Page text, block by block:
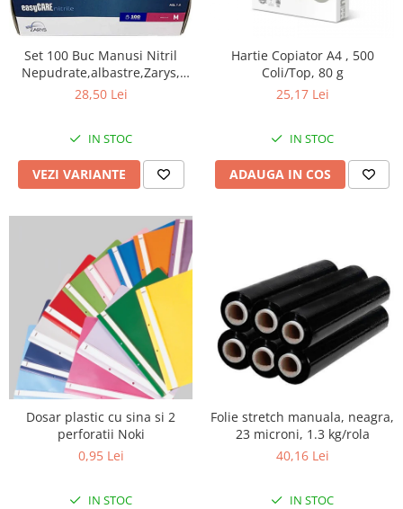
Perforatoare
Suporturi pentru accesorii
Suporturi pentru documente
Tavite pentru Documente
Europubele
Hartie igienica
Lavete
Odorizante
Produse din hartie
Prosoape din hartie
Saci menajeri
Sapunuri si dezinfectanti
Set 100 Buc Manusi Nitril
Nepudrate,albastre,Zarys,
easyCARE
28,50 Lei
IN STOC
VEZI VARIANTE
Hartie Copiator A4 , 500
Coli/Top, 80 g
25,17 Lei
IN STOC
ADAUGA IN COS
Dosar plastic cu sina si 2
perforatii Noki
0,95 Lei
IN STOC
Folie stretch manuala, neagra,
23 microni, 1.3 kg/rola
40,16 Lei
IN STOC